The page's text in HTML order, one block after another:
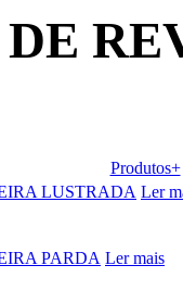
Produtos+
LUSTRADA Ler
PARDA Ler mais